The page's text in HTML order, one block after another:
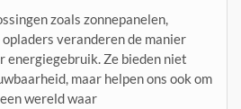
zoals zonnepanelen,
veranderen de manier
energiegebruik. Ze bieden niet
maar helpen ons ook om
wereld waar